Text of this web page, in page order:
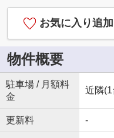
お気に入り追加
物件概要
駐車場 / 月額料
金
近隣(1
更新料 -